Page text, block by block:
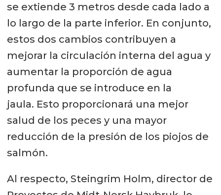
se extiende 3 metros desde cada lado a
lo largo de la parte inferior. En conjunto,
estos dos cambios contribuyen a
mejorar la circulación interna del agua y
aumentar la proporción de agua
profunda que se introduce en la
jaula. Esto proporcionará una mejor
salud de los peces y una mayor
reducción de la presión de los piojos de
salmón.
Al respecto, Steingrim Holm, director de